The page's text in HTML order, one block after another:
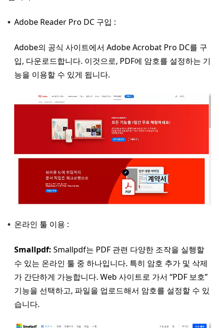
Adobe Reader Pro DC 구입 :
Adobe의 공식 사이트에서 Adobe Acrobat Pro DC를 구
입, 다운로드합니다. 이것으로, PDF에 암호를 설정하는 기
능을 이용할 수 있게 됩니다.
온라인 툴 이용 :
Smallpdf: Smallpdf는 PDF 관련 다양한 조작을 실행할
수 있는 온라인 툴 중 하나입니다. 특히 암호 추가 및 삭제
가 간단하게 가능합니다. Web 사이트로 가서 “PDF 보호”
기능을 선택하고, 파일을 업로드해서 암호를 설정할 수 있
습니다.